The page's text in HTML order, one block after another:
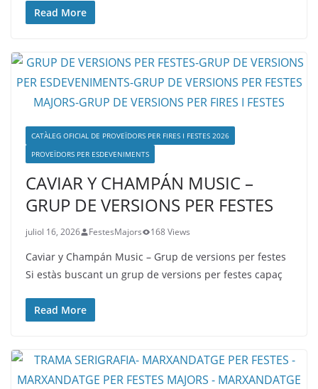
Read More
CATÀLEG OFICIAL DE PROVEÏDORS PER FIRES I FESTES 2026
PROVEÏDORS PER ESDEVENIMENTS
CAVIAR Y CHAMPÁN MUSIC –
GRUP DE VERSIONS PER FESTES
juliol 16, 2026 FestesMajors 168 Views
Caviar y Champán Music – Grup de versions per festes
Si estàs buscant un grup de versions per festes capaç
Read More